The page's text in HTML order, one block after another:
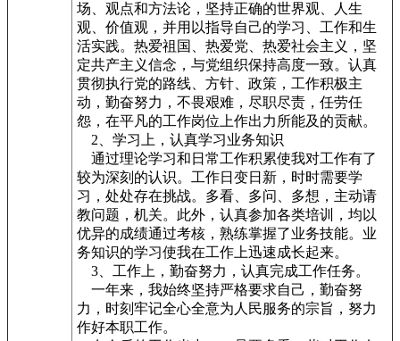
场、观点和方法论，坚持正确的世界观、人生
观、价值观，并用以指导自己的学习、工作和生
活实践。热爱祖国、热爱党、热爱社会主义，坚
定共产主义信念，与党组织保持高度一致。认真
贯彻执行党的路线、方针、政策，工作积极主
动，勤奋努力，不畏艰难，尽职尽责，任劳任
怨，在平凡的工作岗位上作出力所能及的贡献。
2、学习上，认真学习业务知识
通过理论学习和日常工作积累使我对工作有了
较为深刻的认识。工作日变日新，时时需要学
习，处处存在挑战。多看、多问、多想，主动请
教问题，机关。此外，认真参加各类培训，均以
优异的成绩通过考核，熟练掌握了业务技能。业
务知识的学习使我在工作上迅速成长起来。
3、工作上，勤奋努力，认真完成工作任务。
一年来，我始终坚持严格要求自己，勤奋努
力，时刻牢记全心全意为人民服务的宗旨，努力
作好本职工作。